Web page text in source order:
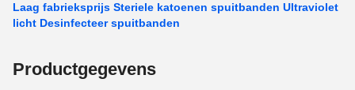
Laag fabrieksprijs Steriele katoenen spuitbanden Ultraviolet
licht Desinfecteer spuitbanden
Productgegevens